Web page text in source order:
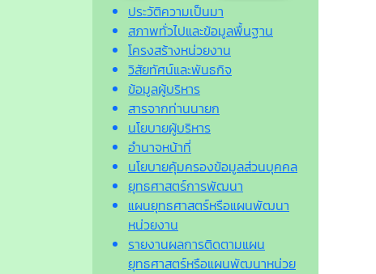
ประวัติความเป็นมา
สภาพทั่วไปและข้อมูลพื้นฐาน
โครงสร้างหน่วยงาน
วิสัยทัศน์และพันธกิจ
ข้อมูลผู้บริหาร
สารจากท่านนายก
นโยบายผู้บริหาร
อำนาจหน้าที่
นโยบายคุ้มครองข้อมูลส่วนบุคคล
ยุทธศาสตร์การพัฒนา
แผนยุทธศาสตร์หรือแผนพัฒนา
หน่วยงาน
รายงานผลการติดตามแผน
ยุทธศาสตร์หรือแผนพัฒนาหน่วย